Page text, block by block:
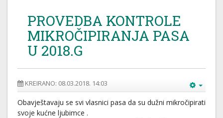
PROVEDBA KONTROLE
MIKROČIPIRANJA PASA
U 2018.G
KREIRANO: 08.03.2018. 14:03
Obavještavaju se svi vlasnici pasa da su dužni mikročipirati
svoje kućne ljubimce .